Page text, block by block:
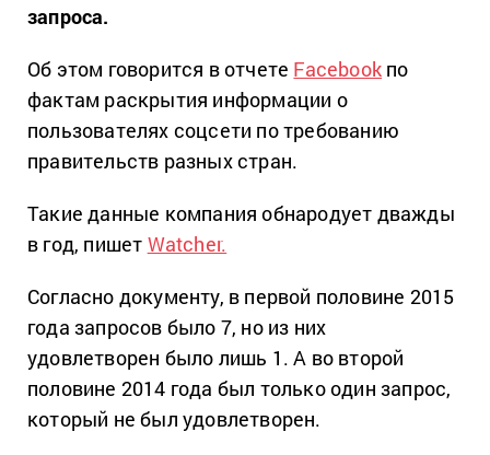
запроса.
Об этом говорится в отчете Facebook по
фактам раскрытия информации о
пользователях соцсети по требованию
правительств разных стран.
Такие данные компания обнародует дважды
в год, пишет Watcher.
Согласно документу, в первой половине 2015
года запросов было 7, но из них
удовлетворен было лишь 1. А во второй
половине 2014 года был только один запрос,
который не был удовлетворен.